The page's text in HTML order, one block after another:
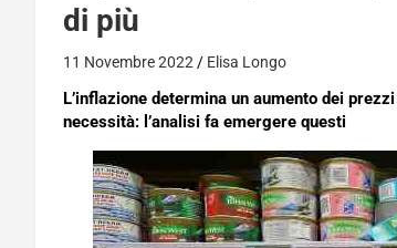
di più
11 Novembre 2022 Elisa Longo
L’inflazione determina un aumento dei
necessità: l’analisi fa emergere questi